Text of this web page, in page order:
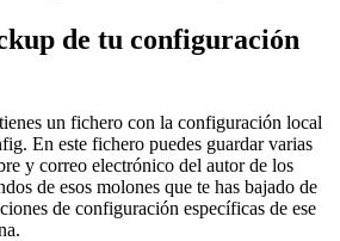
de tu configuración
un fichero con la configuración local
En este fichero puedes guardar varias
y correo electrónico del autor de los
de esos molones que te has bajado de
de configuración específicas de ese